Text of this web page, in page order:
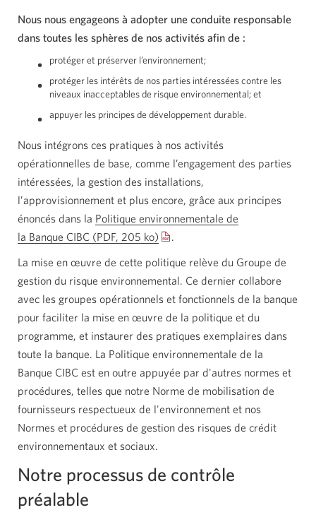
Nous nous engageons à adopter une conduite responsable
dans toutes les sphères de nos activités afin de :
protéger et préserver l’environnement;
protéger les intérêts de nos parties intéressées contre les
niveaux inacceptables de risque environnemental; et
appuyer les principes de développement durable.
Nous intégrons ces pratiques à nos activités
opérationnelles de base, comme l’engagement des parties
intéressées, la gestion des installations,
l’approvisionnement et plus encore, grâce aux principes
énoncés dans la Politique environnementale de
la Banque CIBC (PDF, 205 ko) Une
nouvelle
fenêtre
s’affichera.
.
La mise en œuvre de cette politique relève du Groupe de
gestion du risque environnemental. Ce dernier collabore
avec les groupes opérationnels et fonctionnels de la banque
pour faciliter la mise en œuvre de la politique et du
programme, et instaurer des pratiques exemplaires dans
toute la banque. La Politique environnementale de la
Banque CIBC est en outre appuyée par d'autres normes et
procédures, telles que notre Norme de mobilisation de
fournisseurs respectueux de l'environnement et nos
Normes et procédures de gestion des risques de crédit
environnementaux et sociaux.
Notre processus de contrôle
préalable